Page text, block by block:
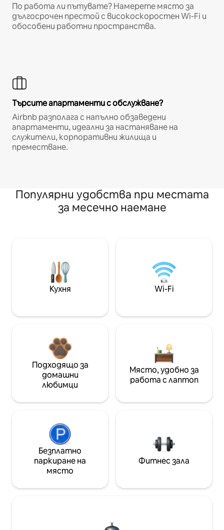
По работа ли пътувате? Намерете място за
дългосрочен престой с високоскоростен Wi-Fi и
обособени работни пространства.
Търсите апартаменти с обслужване?
Airbnb разполага с напълно обзаведени
апартаменти, идеални за настаняване на
служители, корпоративни жилища и
преместване.
Популярни удобства при местата
за месечно наемане
Кухня Wi-Fi
Подходящо за
домашни
любимци
Място, удобно за
работа с лаптоп
Безплатно
паркиране на
място
Фитнес зала